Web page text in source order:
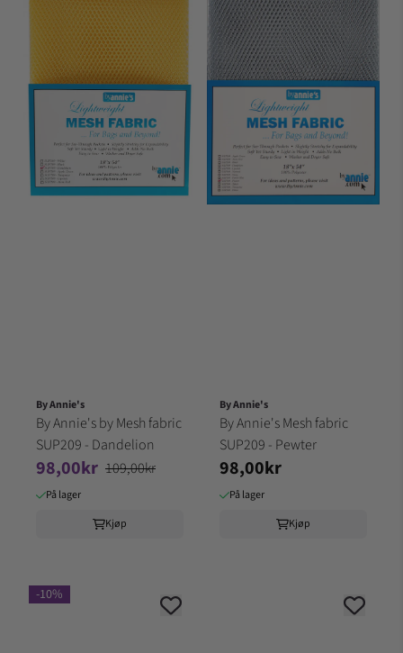
By Annie's
By Annie's by Mesh fabric
SUP209 - Dandelion
98,00kr 109,00kr
På lager
Kjøp
By Annie's
By Annie's Mesh fabric
SUP209 - Pewter
98,00kr
På lager
Kjøp
-10%